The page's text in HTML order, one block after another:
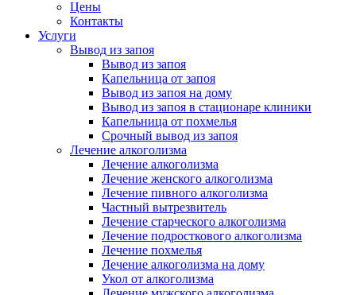
Цены
Контакты
Услуги
Вывод из запоя
Вывод из запоя
Капельница от запоя
Вывод из запоя на дому
Вывод из запоя в стационаре клиники
Капельница от похмелья
Срочный вывод из запоя
Лечение алкоголизма
Лечение алкоголизма
Лечение женского алкоголизма
Лечение пивного алкоголизма
Частный вытрезвитель
Лечение старческого алкоголизма
Лечение подросткового алкоголизма
Лечение похмелья
Лечение алкоголизма на дому
Укол от алкоголизма